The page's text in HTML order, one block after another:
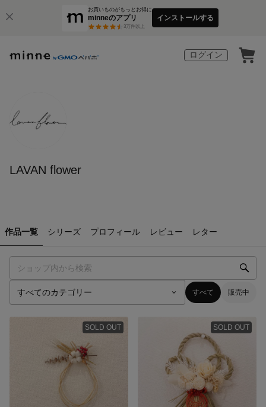
お買いものがもっとお得に
minneのアプリ
3万件以上
インストールする
ログイン
LAVAN flower
作品一覧 シリーズ プロフィール レビュー レター
すべて 販売中
SOLD OUT SOLD OUT